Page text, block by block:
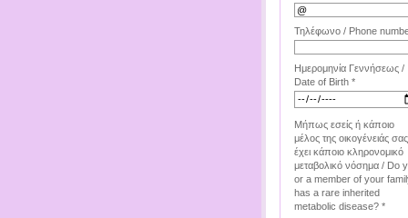
Τηλέφωνο / Phone
Ημερομηνία Γεννήσεως /
Date of Birth *
Μήπως εσείς ή κάποιο
μέλος της οικογένειάς σας
έχει κάποιο κληρονομικό
μεταβολικό νόσημα / Do
or a member of your
has a rare inherited
metabolic disease? *